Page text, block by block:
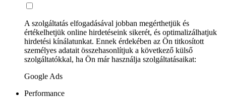
A szolgáltatás elfogadásával jobban megérthetjük és
értékelhetjük online hirdetéseink sikerét, és optimalizálhatjuk
hirdetési kínálatunkat. Ennek érdekében az Ön titkosított
személyes adatait összehasonlítjuk a következő külső
szolgáltatókkal, ha Ön már használja szolgáltatásaikat:
Google Ads
Performance